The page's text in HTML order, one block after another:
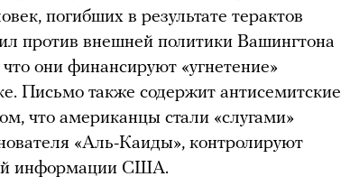
погибших в результате терактов
против внешней политики Вашингтона
они финансируют «угнетение»
Письмо также содержит антисемитские
что американцы стали «слугами»
«Аль-Каиды», контролируют
информации США.